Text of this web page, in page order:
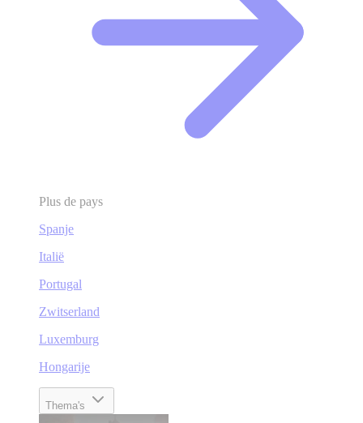
Plus de pays
Spanje
Italië
Portugal
Zwitserland
Luxemburg
Hongarije
Thema's